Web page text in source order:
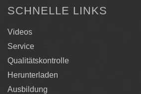
SCHNELLE LINKS
Videos
Service
Qualitätskontrolle
Herunterladen
Ausbildung